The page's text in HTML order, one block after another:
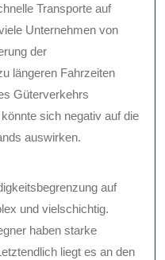
Transporte auf
Unternehmen von
der
längeren Fahrzeiten
Güterverkehrs
sich negativ auf die
auswirken.
auf
und vielschichtig.
haben starke
liegt es an den